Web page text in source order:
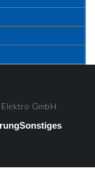
GmbH
Sonstiges